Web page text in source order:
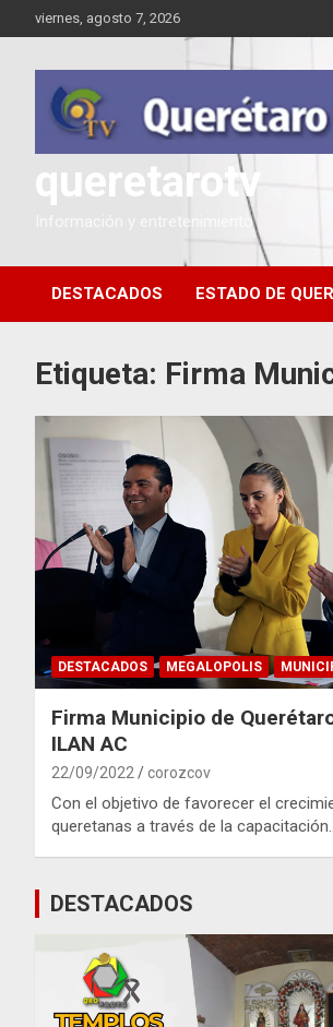
al
viernes, agosto 7, 2026
queretarotv
Información y entretenimiento
DESTACADOS ESTADO DE
Etiqueta: Firma
DESTACADOS MEGALOPOLIS
Firma Municipio de
ILAN AC
22/09/2022 corozcov
Con el objetivo de favorecer el
queretanas a través de la
DESTACADOS